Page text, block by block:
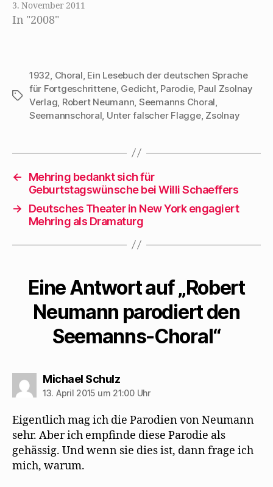
eignen vollwertigen
Schriftsteller, die
spezifisch dahin
begabt waren, ein
rücksichtslos zu
unterm amüsanten
Pfeilregen des…
3. November 2011
In "2008"
Schlagwörter
1932, Choral, Ein Lesebuch der deutschen Sprache
für Fortgeschrittene, Gedicht, Parodie, Paul Zsolnay
Verlag, Robert Neumann, Seemanns Choral,
Seemannschoral, Unter falscher Flagge, Zsolnay
←
Mehring bedankt sich für
Geburtstagswünsche bei Willi Schaeffers
→
Deutsches Theater in New York engagiert
Mehring als Dramaturg
Eine Antwort auf „Robert
Neumann parodiert den
Seemanns-Choral“
Michael Schulzsagt:
13. April 2015 um 21:00 Uhr
Eigentlich mag ich die Parodien von Neumann
sehr. Aber ich empfinde diese Parodie als
gehässig. Und wenn sie dies ist, dann frage ich
mich, warum.